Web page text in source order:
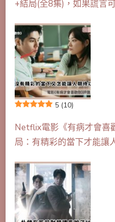
+結局(全8集)，如果謊言
5 (10)
Netflix電影《有病才會喜
局：有精彩的當下才能讓